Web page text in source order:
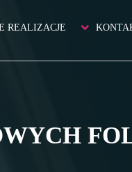
REALIZACJE